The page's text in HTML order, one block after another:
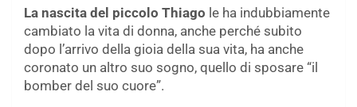
La nascita del piccolo Thiago le ha indubbiamente
cambiato la vita di donna, anche perché subito
dopo l’arrivo della gioia della sua vita, ha anche
coronato un altro suo sogno, quello di sposare “il
bomber del suo cuore”.